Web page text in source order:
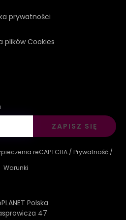
prywatności
plików Cookies
ZAPISZ SIĘ
reCAPTCHA / Prywatność /
Warunki
Polska
47